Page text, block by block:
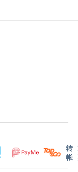
您配合做
助于减体
安排发货。
响。 当八号烈
送货服务时间
况再作最后确
未能提供任何订
有权拒绝接
或电邮通知顾
转
帐